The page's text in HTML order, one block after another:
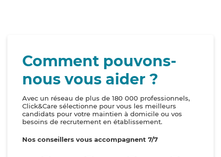
Comment pouvons-
nous vous aider ?
Avec un réseau de plus de 180 000 professionnels,
Click&Care sélectionne pour vous les meilleurs
candidats pour votre maintien à domicile ou vos
besoins de recrutement en établissement.
Nos conseillers vous accompagnent 7/7